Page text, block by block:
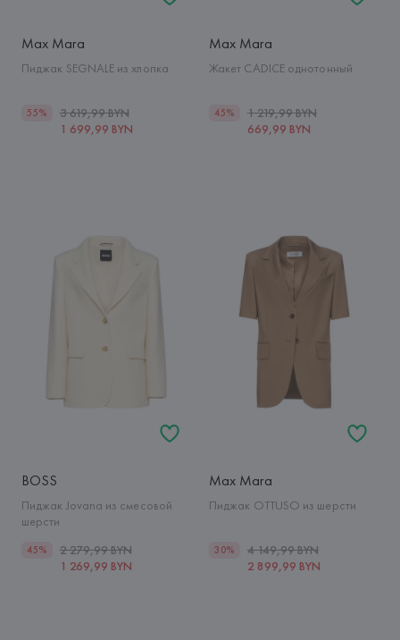
Max Mara
Пиджак SEGNALE из хлопка
55%
3 619,99 BYN
1 699,99 BYN
Max Mara
Жакет CADICE однотонный
45%
1 219,99 BYN
669,99 BYN
BOSS
Пиджак Jovana из смесовой
шерсти
45%
2 279,99 BYN
1 269,99 BYN
Max Mara
Пиджак OTTUSO из шерсти
30%
4 149,99 BYN
2 899,99 BYN